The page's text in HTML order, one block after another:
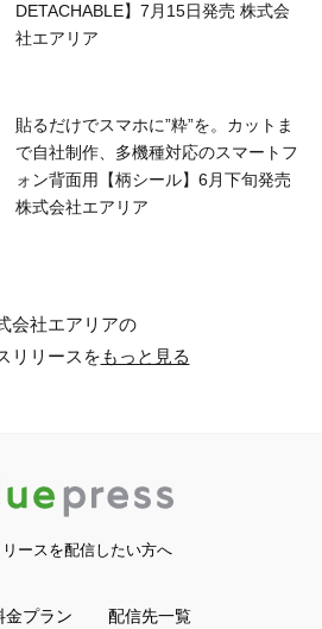
DETACHABLE】7月15日発売 株式会
社エアリア
貼るだけでスマホに”粋”を。カットま
で自社制作、多機種対応のスマートフ
ォン背面用【柄シール】6月下旬発売
株式会社エアリア
会社エアリアの
リリースをもっと見る
ースを配信したい方へ
金プラン 配信先一覧